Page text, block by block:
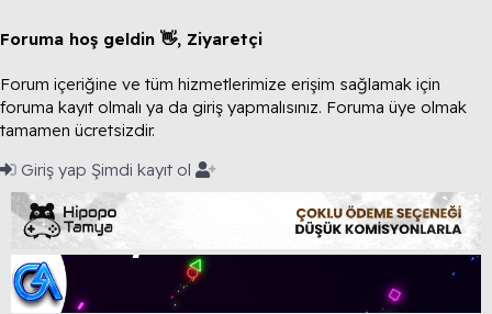
Foruma hoş geldin 👋, Ziyaretçi
Forum içeriğine ve tüm hizmetlerimize erişim sağlamak için
foruma kayıt olmalı ya da giriş yapmalısınız. Foruma üye olmak
tamamen ücretsizdir.
Giriş yap Şimdi kayıt ol